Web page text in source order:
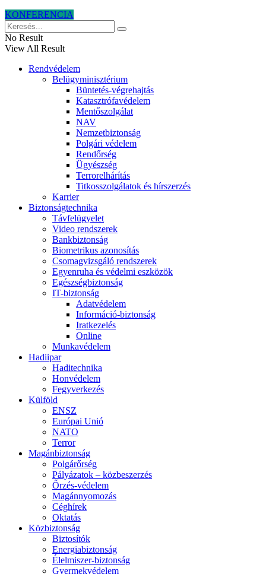
KONFERENCIA
No Result
View All Result
Rendvédelem
Belügyminisztérium
Büntetés-végrehajtás
Katasztrófavédelem
Mentőszolgálat
NAV
Nemzetbiztonság
Polgári védelem
Rendőrség
Ügyészség
Terrorelhárítás
Titkosszolgálatok és hírszerzés
Karrier
Biztonságtechnika
Távfelügyelet
Video rendszerek
Bankbiztonság
Biometrikus azonosítás
Csomagvizsgáló rendszerek
Egyenruha és védelmi eszközök
Egészségbiztonság
IT-biztonság
Adatvédelem
Információ-biztonság
Iratkezelés
Online
Munkavédelem
Hadiipar
Haditechnika
Honvédelem
Fegyverkezés
Külföld
ENSZ
Európai Unió
NATO
Terror
Magánbiztonság
Polgárőrség
Pályázatok – közbeszerzés
Őrzés-védelem
Magánnyomozás
Céghírek
Oktatás
Közbiztonság
Biztosítók
Energiabiztonság
Élelmiszer-biztonság
Gyermekvédelem